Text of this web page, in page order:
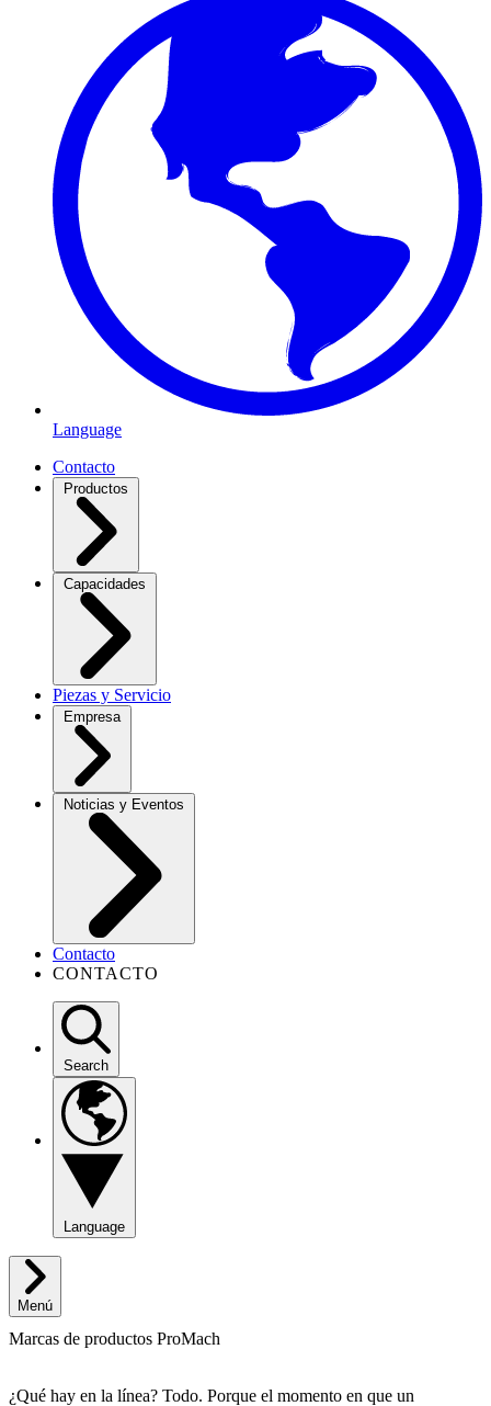
Language
Contacto
Productos
Capacidades
Piezas y Servicio
Empresa
Noticias y Eventos
Contacto
CONTACTO
Search
Language
Menú
Marcas de productos ProMach
¿Qué hay en la línea? Todo. Porque el momento en que un